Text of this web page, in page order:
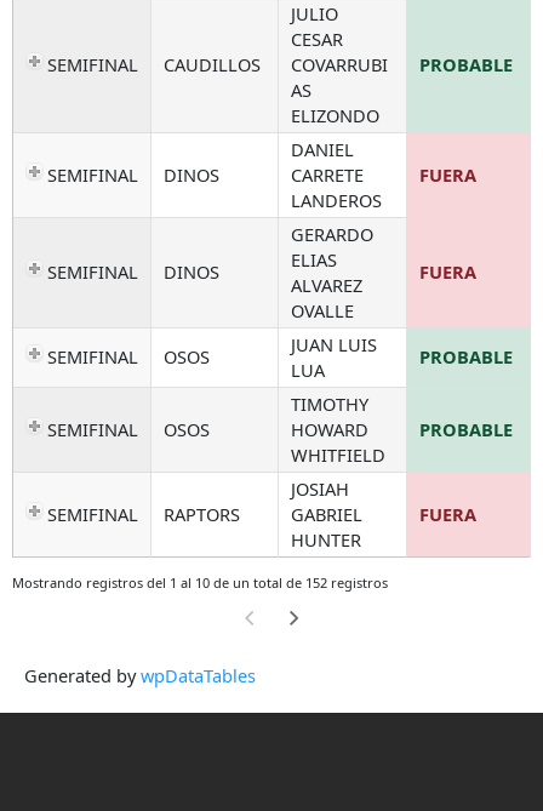
SEMIFINAL CAUDILLOS
JULIO
CESAR
COVARRUBI
AS
ELIZONDO
PROBABLE
SEMIFINAL DINOS
DANIEL
CARRETE
LANDEROS
FUERA
SEMIFINAL DINOS
GERARDO
ELIAS
ALVAREZ
OVALLE
FUERA
SEMIFINAL OSOS
JUAN LUIS
LUA
PROBABLE
SEMIFINAL OSOS
TIMOTHY
HOWARD
WHITFIELD
PROBABLE
SEMIFINAL RAPTORS
JOSIAH
GABRIEL
HUNTER
FUERA
Mostrando registros del 1 al 10 de un total de 152 registros
Generated bywpDataTables